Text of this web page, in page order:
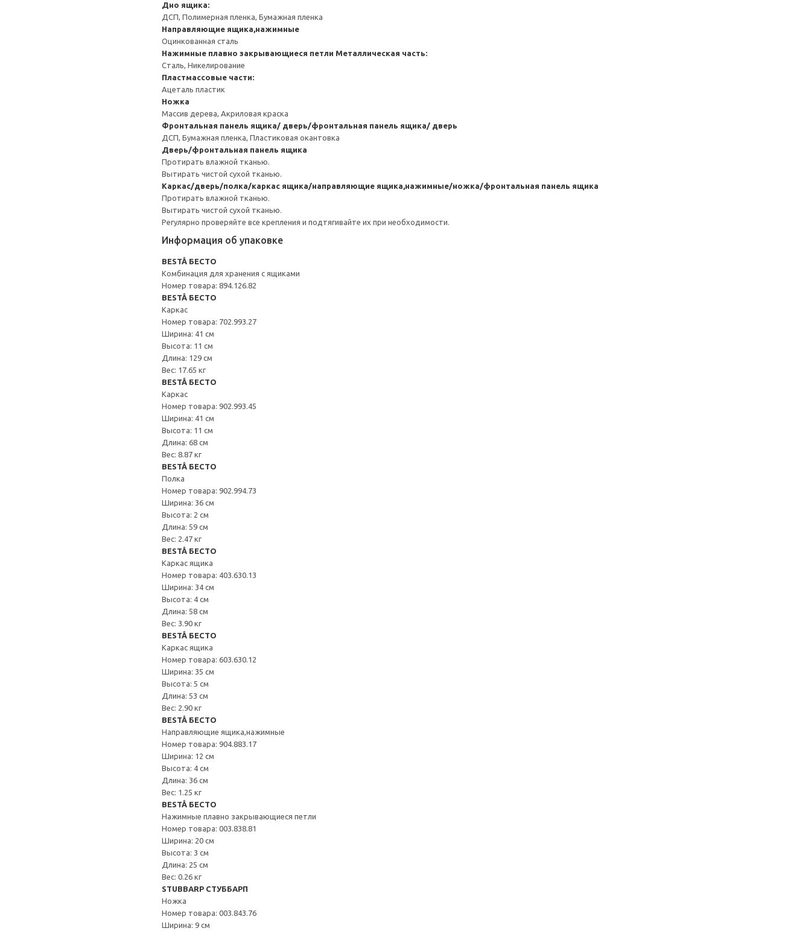
Дно ящика:
ДСП, Полимерная пленка, Бумажная пленка
Направляющие ящика,нажимные
Оцинкованная сталь
Нажимные плавно закрывающиеся петли Металлическая часть:
Сталь, Никелирование
Пластмассовые части:
Ацеталь пластик
Ножка
Массив дерева, Акриловая краска
Фронтальная панель ящика/ дверь/фронтальная панель ящика/ дверь
ДСП, Бумажная пленка, Пластиковая окантовка
Дверь/фронтальная панель ящика
Протирать влажной тканью.
Вытирать чистой сухой тканью.
Каркас/дверь/полка/каркас ящика/направляющие ящика,нажимные/ножка/фронтальная панель ящика
Протирать влажной тканью.
Вытирать чистой сухой тканью.
Регулярно проверяйте все крепления и подтягивайте их при необходимости.
Информация об упаковке
BESTÅ БЕСТО
Комбинация для хранения с ящиками
Номер товара: 894.126.82
BESTÅ БЕСТО
Каркас
Номер товара: 702.993.27
Ширина: 41 см
Высота: 11 см
Длина: 129 см
Вес: 17.65 кг
BESTÅ БЕСТО
Каркас
Номер товара: 902.993.45
Ширина: 41 см
Высота: 11 см
Длина: 68 см
Вес: 8.87 кг
BESTÅ БЕСТО
Полка
Номер товара: 902.994.73
Ширина: 36 см
Высота: 2 см
Длина: 59 см
Вес: 2.47 кг
BESTÅ БЕСТО
Каркас ящика
Номер товара: 403.630.13
Ширина: 34 см
Высота: 4 см
Длина: 58 см
Вес: 3.90 кг
BESTÅ БЕСТО
Каркас ящика
Номер товара: 603.630.12
Ширина: 35 см
Высота: 5 см
Длина: 53 см
Вес: 2.90 кг
BESTÅ БЕСТО
Направляющие ящика,нажимные
Номер товара: 904.883.17
Ширина: 12 см
Высота: 4 см
Длина: 36 см
Вес: 1.25 кг
BESTÅ БЕСТО
Нажимные плавно закрывающиеся петли
Номер товара: 003.838.81
Ширина: 20 см
Высота: 3 см
Длина: 25 см
Вес: 0.26 кг
STUBBARP СТУББАРП
Ножка
Номер товара: 003.843.76
Ширина: 9 см